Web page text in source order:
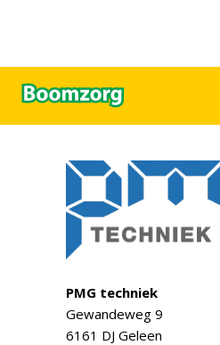
PMG techniek
Gewandeweg 9
6161 DJ Geleen